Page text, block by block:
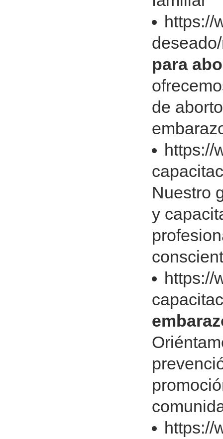
https://
para
de
https://
Nuestro
y
https://
https://